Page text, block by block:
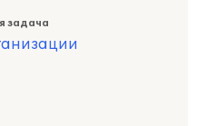
задача